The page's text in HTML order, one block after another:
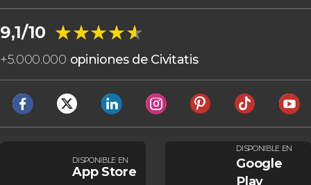
9,1/10 ★★★★★
★★★★★
+5.000.000 opiniones de Civitatis
DISPONIBLE EN
App Store
DISPONIBLE EN
Google
Play